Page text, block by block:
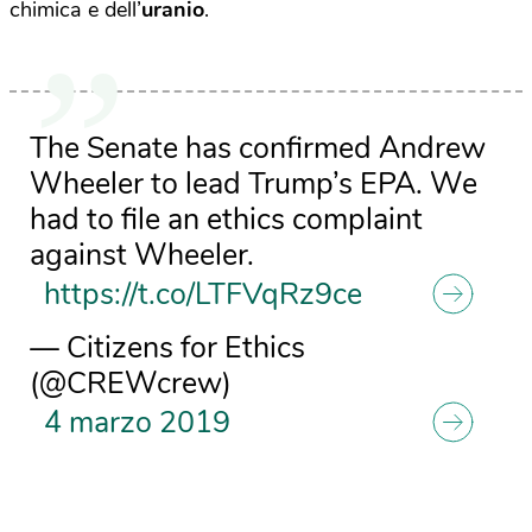
chimica e dell’uranio.
The Senate has confirmed Andrew
Wheeler to lead Trump’s EPA. We
had to file an ethics complaint
against Wheeler.
https://t.co/LTFVqRz9ce
— Citizens for Ethics
(@CREWcrew)
4 marzo 2019